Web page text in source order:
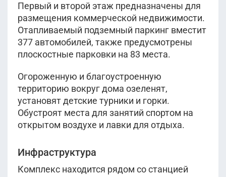
Первый и второй этаж предназначены для
размещения коммерческой недвижимости.
Отапливаемый подземный паркинг вместит
377 автомобилей, также предусмотрены
плоскостные парковки на 83 места.
Огороженную и благоустроенную
территорию вокруг дома озеленят,
установят детские турники и горки.
Обустроят места для занятий спортом на
открытом воздухе и лавки для отдыха.
Инфраструктура
Комплекс находится рядом со станцией